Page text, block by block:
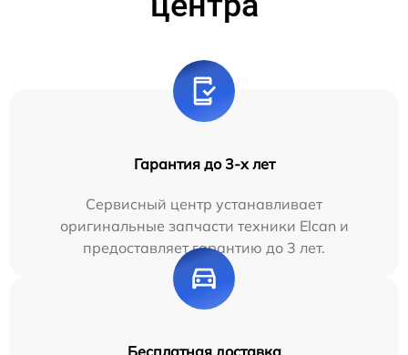
Гарантия до 3-х лет
Сервисный центр устанавливает
оригинальные запчасти техники Elcan и
предоставляет гарантию до 3 лет.